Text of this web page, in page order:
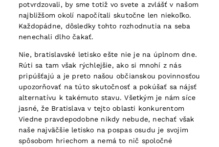
potvrdzovali, by sme totiž vo svete a zvlášť v našom
najbližšom okolí napočítali skutočne len niekoľko.
Každopádne, dôsledky tohto rozhodnutia na seba
nenechali dlho čakať.
Nie, bratislavské letisko ešte nie je na úplnom dne.
Rúti sa tam však rýchlejšie, ako si mnohí z nás
pripúšťajú a je preto našou občianskou povinnosťou
upozorňovať na túto skutočnosť a pokúšať sa nájsť
alternatívu k takémuto stavu. Všetkým je nám síce
jasné, že Bratislava v tejto oblasti konkurentom
Viedne pravdepodobne nikdy nebude, nechať však
naše najväčšie letisko na pospas osudu je svojim
spôsobom hriechom a nemá to nič spoločné